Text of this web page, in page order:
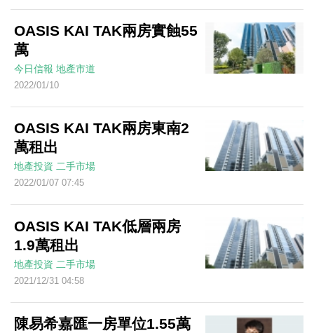
OASIS KAI TAK兩房實蝕55
萬
今日信報 地產市道
2022/01/10
OASIS KAI TAK兩房東南2
萬租出
地產投資 二手市場
2022/01/07 07:45
OASIS KAI TAK低層兩房
1.9萬租出
地產投資 二手市場
2021/12/31 04:58
陳易希嘉匯一房單位1.55萬